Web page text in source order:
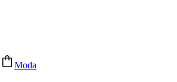
Moda